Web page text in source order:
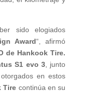
sido elogiados
Award“, afirmó
de Hankook Tire.
S1 evo 3, junto
en estos
Tire continúa en su